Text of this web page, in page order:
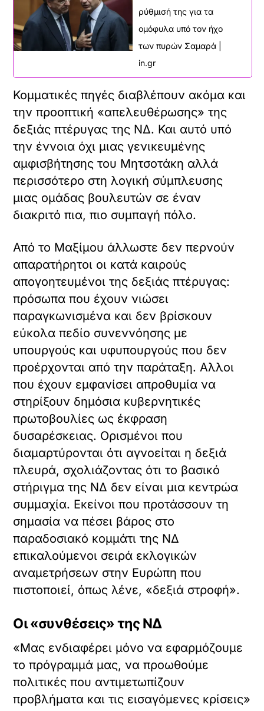
ρύθμισή της για τα
ομόφυλα υπό τον ήχο
των πυρών Σαμαρά |
in.gr
Κομματικές πηγές διαβλέπουν ακόμα και
την προοπτική «απελευθέρωσης» της
δεξιάς πτέρυγας της ΝΔ. Και αυτό υπό
την έννοια όχι μιας γενικευμένης
αμφισβήτησης του Μητσοτάκη αλλά
περισσότερο στη λογική σύμπλευσης
μιας ομάδας βουλευτών σε έναν
διακριτό πια, πιο συμπαγή πόλο.
Από το Μαξίμου άλλωστε δεν περνούν
απαρατήρητοι οι κατά καιρούς
απογοητευμένοι της δεξιάς πτέρυγας:
πρόσωπα που έχουν νιώσει
παραγκωνισμένα και δεν βρίσκουν
εύκολα πεδίο συνεννόησης με
υπουργούς και υφυπουργούς που δεν
προέρχονται από την παράταξη. Αλλοι
που έχουν εμφανίσει απροθυμία να
στηρίξουν δημόσια κυβερνητικές
πρωτοβουλίες ως έκφραση
δυσαρέσκειας. Ορισμένοι που
διαμαρτύρονται ότι αγνοείται η δεξιά
πλευρά, σχολιάζοντας ότι το βασικό
στήριγμα της ΝΔ δεν είναι μια κεντρώα
συμμαχία. Εκείνοι που προτάσσουν τη
σημασία να πέσει βάρος στο
παραδοσιακό κομμάτι της ΝΔ
επικαλούμενοι σειρά εκλογικών
αναμετρήσεων στην Ευρώπη που
πιστοποιεί, όπως λένε, «δεξιά στροφή».
Οι «συνθέσεις» της ΝΔ
«Μας ενδιαφέρει μόνο να εφαρμόζουμε
το πρόγραμμά μας, να προωθούμε
πολιτικές που αντιμετωπίζουν
προβλήματα και τις εισαγόμενες κρίσεις»